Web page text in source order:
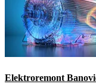
Elektroremont